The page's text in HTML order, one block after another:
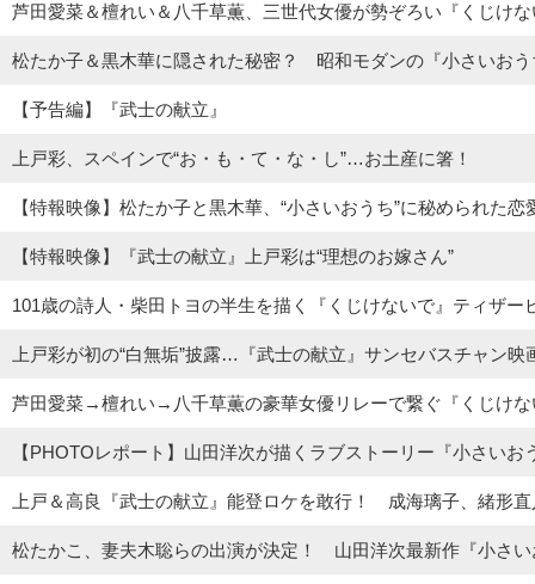
芦田愛菜＆檀れい＆八千草薫、三世代女優が勢ぞろい『くじけ
松たか子＆黒木華に隠された秘密？ 昭和モダンの『小さいお
【予告編】『武士の献立』
上戸彩、スペインで“お・も・て・な・し”…お土産に箸！
【特報映像】松たか子と黒木華、“小さいおうち”に秘められた恋
【特報映像】『武士の献立』上戸彩は“理想のお嫁さん”
101歳の詩人・柴田トヨの半生を描く『くじけないで』ティザー
上戸彩が初の“白無垢”披露…『武士の献立』サンセバスチャン映
芦田愛菜→檀れい→八千草薫の豪華女優リレーで繋ぐ『くじけな
【PHOTOレポート】山田洋次が描くラブストーリー『小さい
上戸＆高良『武士の献立』能登ロケを敢行！ 成海璃子、緒形
松たかこ、妻夫木聡らの出演が決定！ 山田洋次最新作『小さ